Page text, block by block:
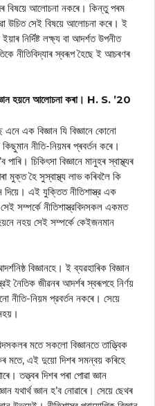
বিষয়ে আলোচনা নকৰে। কিন্তু পৰম
উচিত সেই বিষয়ে আলোচনা কৰে। ই
নির্দিষ্ট লক্ষ্য বা আদর্শত উপনীত
নীতিবিদ্যাৰ স্বৰূপ হৈছে ই আচৰণৰ
হয়নে আলোচনা কৰা। H. S. ’20
এনে এক বিজ্ঞান যি বিজ্ঞানে কোনো
নীতি-নিয়মৰ প্ৰবৰ্তন কৰে।
চিকিৎসা বিজ্ঞানে মানুহৰ স্বাস্থ্যৰ
মুক্ত হৈ সুস্বাস্থ্য লাভ কৰিবলৈ কি
দিয়ে। এই যুক্তিত নীতিশাস্ত্র এক
সম্পর্কে নীতিশাস্ত্রবিদসকল একমত
নহয় সেই সম্পর্কে কেইজনমান
বিজ্ঞানহে। ই ব্যৱহাৰিক বিজ্ঞান
নৈতিক জীৱনৰ আদৰ্শৰ স্বৰূপহে নির্ণয়
নীতি-নিয়ম প্রবর্তন নকৰে। সেয়ে
মতে সকলো বিজ্ঞানতে তাত্ত্বিক
এই দুয়ো দিশৰ সমন্বয় কৰিহে
তত্ত্বৰ দিশৰ পৰা পোৱা জ্ঞান
যথার্থ জ্ঞান হ’ব নোৱাৰে। সেয়ে ছেথৰ